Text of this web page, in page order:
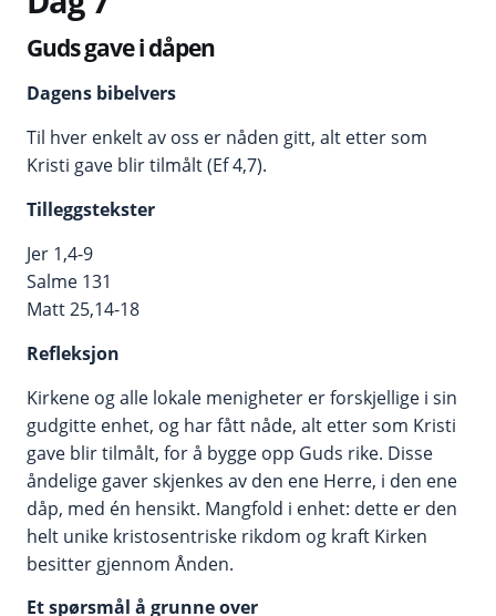
Guds gavei dåpen
Dagens bibelvers
Til hver enkelt av oss er nåden gitt, alt etter som
Kristi gave blir tilmålt (Ef 4,7).
Tilleggstekster
Jer 1,4-9
Salme 131
Matt 25,14-18
Refleksjon
Kirkene og alle lokale menigheter er forskjellige i sin
gudgitte enhet, og har fått nåde, alt etter som Kristi
gave blir tilmålt, for å bygge opp Guds rike. Disse
åndelige gaver skjenkes av den ene Herre, i den ene
dåp, med én hensikt. Mangfold i enhet: dette er den
helt unike kristosentriske rikdom og kraft Kirken
besitter gjennom Ånden.
Et spørsmål å grunne over